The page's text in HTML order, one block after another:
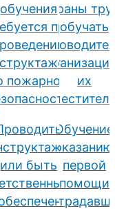
№
обучения
при
проведении
пожарной
или быть
охраны
обучать
их
1️⃣
оказанию
первой
помощи